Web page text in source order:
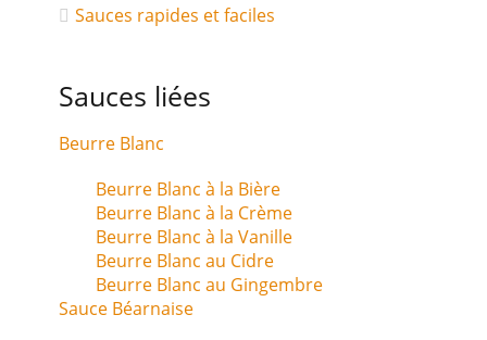
Sauces rapides et faciles
Sauces liées
Beurre Blanc
Beurre Blanc à la Bière
Beurre Blanc à la Crème
Beurre Blanc à la Vanille
Beurre Blanc au Cidre
Beurre Blanc au Gingembre
Sauce Béarnaise